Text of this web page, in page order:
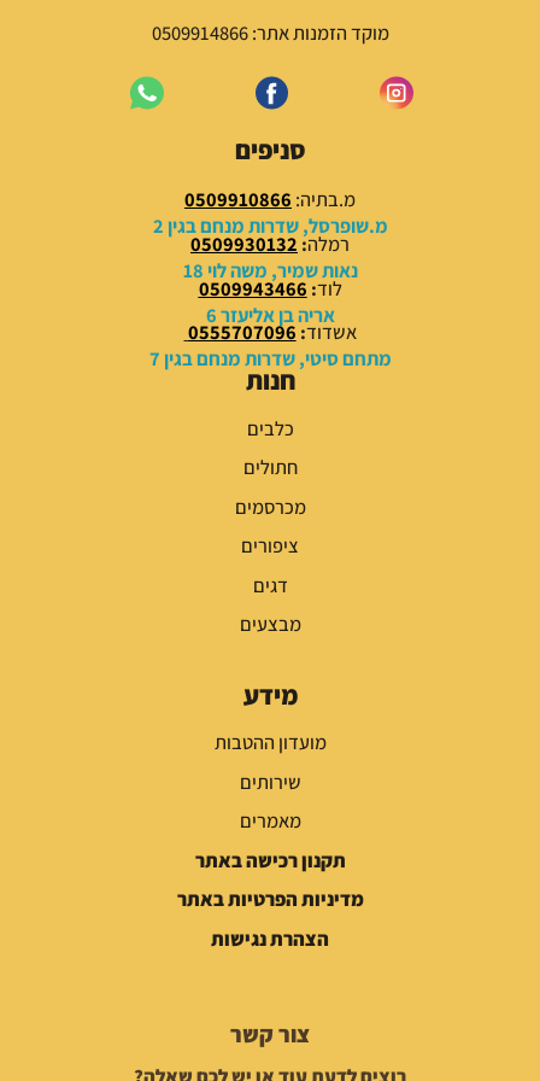
י
:
6
.
0
0
₪
.
ו
0
0
₪
.
מוקד הזמנות אתר: 0509914866
סניפים
מ.בתיה: 0509910866
מ.שופרסל, שדרות מנחם בגין 2
רמלה:
0509930132
נאות שמיר, משה לוי 18
לוד:
0509943466
אריה בן אליעזר 6
אשדוד:
0555707096
מתחם סיטי, שדרות מנחם בגין 7
חנות
כלבים
חתולים
מכרסמים
ציפורים
דגים
מבצעים
מידע
מועדון ההטבות
שירותים
מאמרים
תקנון רכישה באתר
מדיניות הפרטיות באתר
הצהרת נגישות
צור קשר